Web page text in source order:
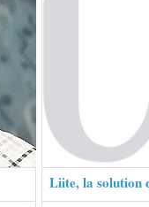
Liite, la solution